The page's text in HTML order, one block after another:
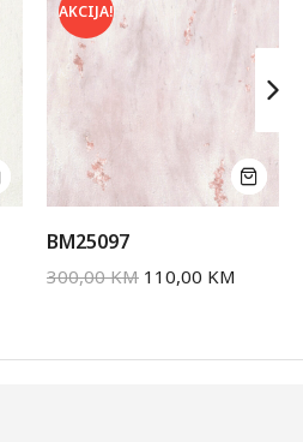
AKCIJA!
BM25097
300,00KM 110,00 KM